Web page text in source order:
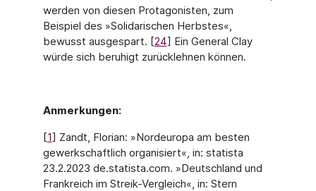
werden von diesen Protagonisten, zum
Beispiel des »Solidarischen Herbstes«,
bewusst aus­gespart. [24] Ein General Clay
würde sich beruhigt zurücklehnen können.
Anmerkungen:
[1] Zandt, Florian: »Nordeuropa am besten
gewerkschaftlich organisiert«, in: statista
23.2.2023 de.statista.com. »Deutschland und
Frankreich im Streik-Vergleich«, in: Stern